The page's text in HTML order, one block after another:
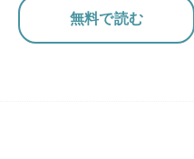
無料で読む